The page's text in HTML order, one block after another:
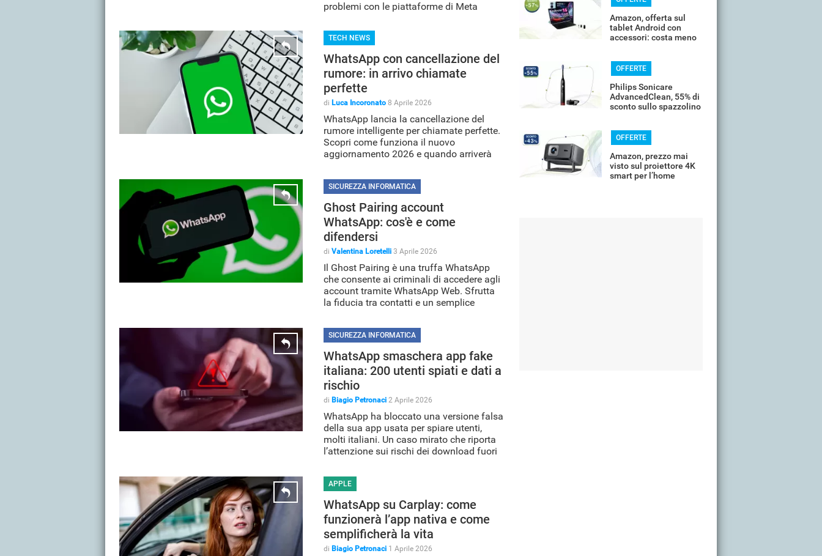
problemi con le piattaforme di Meta
TECH NEWS
WhatsApp con cancellazione del
rumore: in arrivo chiamate
perfette
di Luca Incoronato 8 Aprile 2026
WhatsApp lancia la cancellazione del
rumore intelligente per chiamate perfette.
Scopri come funziona il nuovo
aggiornamento 2026 e quando arriverà
SICUREZZA INFORMATICA
Ghost Pairing account
WhatsApp: cos'è e come
difendersi
di Valentina Loretelli 3 Aprile 2026
Il Ghost Pairing è una truffa WhatsApp
che consente ai criminali di accedere agli
account tramite WhatsApp Web. Sfrutta
la fiducia tra contatti e un semplice
SICUREZZA INFORMATICA
WhatsApp smaschera app fake
italiana: 200 utenti spiati e dati a
rischio
di Biagio Petronaci 2 Aprile 2026
WhatsApp ha bloccato una versione falsa
della sua app usata per spiare utenti,
molti italiani. Un caso mirato che riporta
l’attenzione sui rischi dei download fuori
APPLE
WhatsApp su Carplay: come
funzionerà l’app nativa e come
semplificherà la vita
di Biagio Petronaci 1 Aprile 2026
Amazon, offerta sul
tablet Android con
accessori: costa meno
OFFERTE
Philips Sonicare
AdvancedClean, 55% di
sconto sullo spazzolino
OFFERTE
Amazon, prezzo mai
visto sul proiettore 4K
smart per l’home